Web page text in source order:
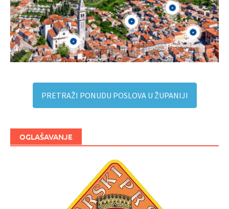
PRETRAŽI PONUDU POSLOVA U ŽUPANIJI
OGLAŠAVANJE